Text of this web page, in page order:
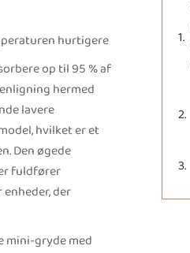
hurtigere
op til 95 % af
hermed
lavere
hvilket er et
Den øgede
fuldfører
der
mini-gryde med